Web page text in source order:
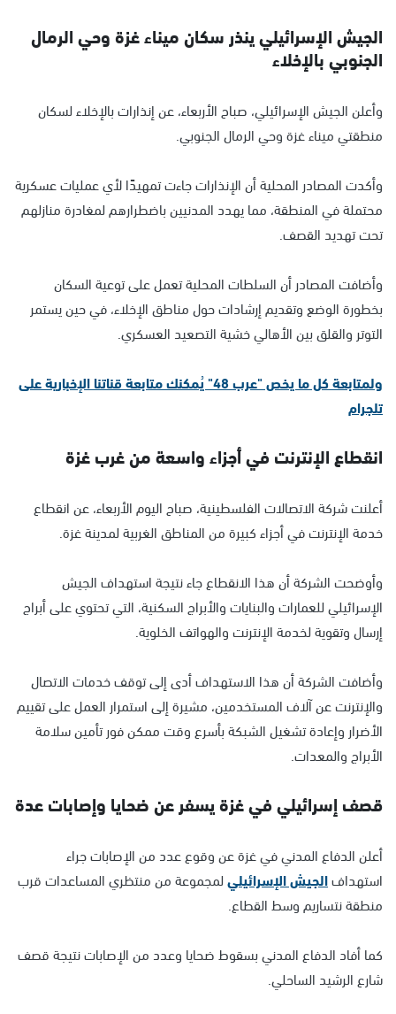
الجيش الإسرائيلي ينذر سكان ميناء غزة وحي الرمال
الجنوبي بالإخلاء
وأعلن الجيش الإسرائيلي، صباح الأربعاء، عن إنذارات بالإخلاء لسكان
منطقتي ميناء غزة وحي الرمال الجنوبي.
وأكدت المصادر المحلية أن الإنذارات جاءت تمهيدًا لأي عمليات عسكرية
محتملة في المنطقة، مما يهدد المدنيين باضطرارهم لمغادرة منازلهم
تحت تهديد القصف.
وأضافت المصادر أن السلطات المحلية تعمل على توعية السكان
بخطورة الوضع وتقديم إرشادات حول مناطق الإخلاء، في حين يستمر
التوتر والقلق بين الأهالي خشية التصعيد العسكري.
ولمتابعة كل ما يخص "عرب 48" يُمكنك متابعة قناتنا الإخبارية على
تلجرام
انقطاع الإنترنت في أجزاء واسعة من غرب غزة
أعلنت شركة الاتصالات الفلسطينية، صباح اليوم الأربعاء، عن انقطاع
خدمة الإنترنت في أجزاء كبيرة من المناطق الغربية لمدينة غزة.
وأوضحت الشركة أن هذا الانقطاع جاء نتيجة استهداف الجيش
الإسرائيلي للعمارات والبنايات والأبراج السكنية، التي تحتوي على أبراج
إرسال وتقوية لخدمة الإنترنت والهواتف الخلوية.
وأضافت الشركة أن هذا الاستهداف أدى إلى توقف خدمات الاتصال
والإنترنت عن آلاف المستخدمين، مشيرة إلى استمرار العمل على تقييم
الأضرار وإعادة تشغيل الشبكة بأسرع وقت ممكن فور تأمين سلامة
الأبراج والمعدات.
قصف إسرائيلي في غزة يسفر عن ضحايا وإصابات عدة
أعلن الدفاع المدني في غزة عن وقوع عدد من الإصابات جراء
استهدافالجيش الإسرائيليلمجموعة من منتظري المساعدات قرب
منطقة نتساريم وسط القطاع.
كما أفاد الدفاع المدني بسقوط ضحايا وعدد من الإصابات نتيجة قصف
شارع الرشيد الساحلي.